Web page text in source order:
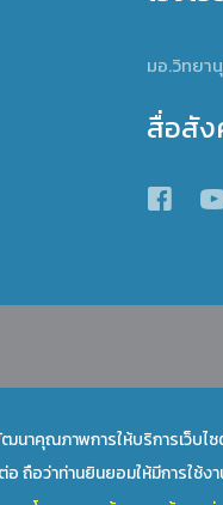
มอ.วิทย
สื่อสั
นาคุณภาพการให้บริการเว็บ
อ ถือว่าท่านยินยอมให้มีการใช้ง